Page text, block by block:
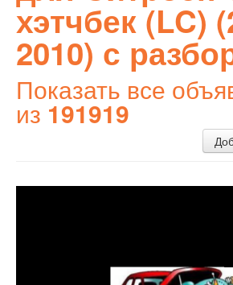
хэтчбек (LC)
2010) с
Показать все
из 191919